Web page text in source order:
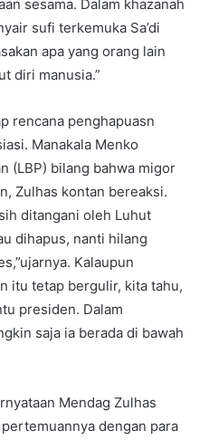
sesama. Dalam khazanah
sufi terkemuka Sa’di
apa yang orang lain
diri manusia.”
rencana penghapuasn
Manakala Menko
(LBP) bilang bahwa migor
Zulhas kontan bereaksi.
ditangani oleh Luhut
dihapus, nanti hilang
Kalaupun
itu tetap bergulir, kita tahu,
presiden. Dalam
saja ia berada di bawah
Mendag Zulhas
dengan para